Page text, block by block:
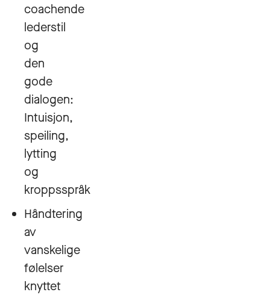
coachende
lederstil
og
den
gode
dialogen:
Intuisjon,
speiling,
lytting
og
kroppsspråk
Håndtering
av
vanskelige
følelser
knyttet